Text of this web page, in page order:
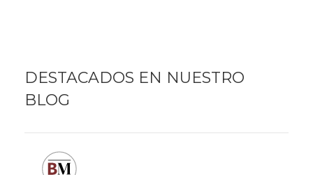
DESTACADOS EN NUESTRO
BLOG